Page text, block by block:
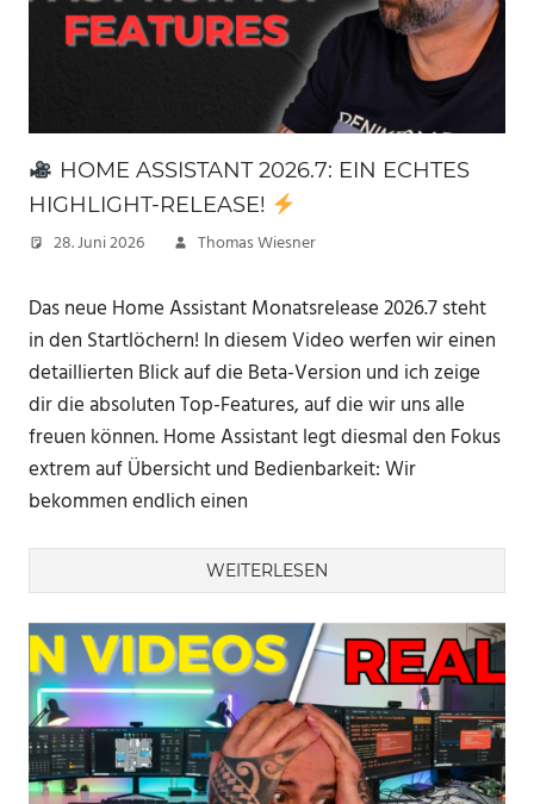
HOME ASSISTANT 2026.7: EIN ECHTES
HIGHLIGHT-RELEASE!
28. Juni 2026 Thomas Wiesner
Das neue Home Assistant Monatsrelease 2026.7 steht
in den Startlöchern! In diesem Video werfen wir einen
detaillierten Blick auf die Beta-Version und ich zeige
dir die absoluten Top-Features, auf die wir uns alle
freuen können. Home Assistant legt diesmal den Fokus
extrem auf Übersicht und Bedienbarkeit: Wir
bekommen endlich einen
WEITERLESEN